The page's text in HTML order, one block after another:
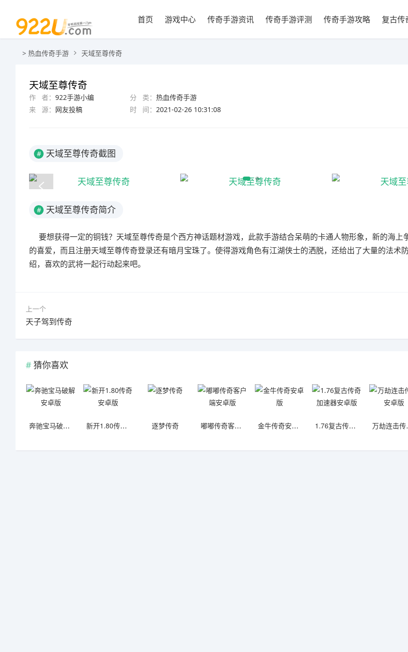
首页 游戏中心 传奇手游资讯 传奇手游评测 传奇手游攻略 复古传
> 热血传奇手游 天域至尊传奇
天域至尊传奇
作 者： 922手游小编 分 类： 热血传奇手游
来 源： 网友投稿 时 间： 2021-02-26 10:31:08
# 天域至尊传奇截图
# 天域至尊传奇简介
要想获得一定的铜钱？天域至尊传奇是个西方神话题材游戏，此款手游结合呆萌的卡通人物形象，新的海上
的喜爱，而且注册天域至尊传奇登录还有暗月宝珠了。使得游戏角色有江湖侠士的洒脱，还给出了大量的法术
绍，喜欢的武将一起行动起来吧。
上一个
天子驾到传奇
猜你喜欢
奔驰宝马破解安卓版 新开1.80传奇安卓版 逐梦传奇 嘟嘟传奇客户端安卓版 金牛传奇安卓版 1.76复古传奇加速器安卓版 万